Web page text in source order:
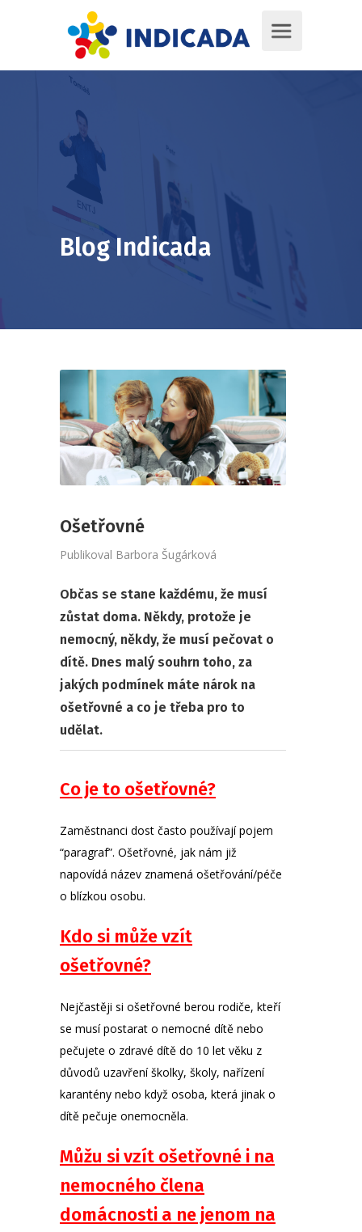
Blog Indicada
Ošetřovné
Publikoval Barbora Šugárková
Občas se stane každému, že musí
zůstat doma. Někdy, protože je
nemocný, někdy, že musí pečovat o
dítě. Dnes malý souhrn toho, za
jakých podmínek máte nárok na
ošetřovné a co je třeba pro to
udělat.
Co je to ošetřovné?
Zaměstnanci dost často používají pojem
“paragraf”. Ošetřovné, jak nám již
napovídá název znamená ošetřování/péče
o blízkou osobu.
Kdo si může vzít
ošetřovné?
Nejčastěji si ošetřovné berou rodiče, kteří
se musí postarat o nemocné dítě nebo
pečujete o zdravé dítě do 10 let věku z
důvodů uzavření školky, školy, nařízení
karantény nebo když osoba, která jinak o
dítě pečuje onemocněla.
Můžu si vzít ošetřovné i na
nemocného člena
domácnosti a ne jenom na